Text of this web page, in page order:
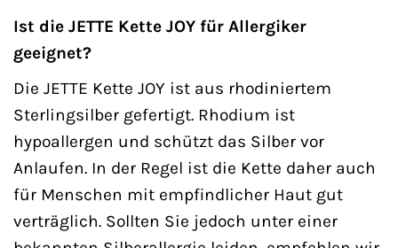
Ist die JETTE Kette JOY für Allergiker
geeignet?
Die JETTE Kette JOY ist aus rhodiniertem
Sterlingsilber gefertigt. Rhodium ist
hypoallergen und schützt das Silber vor
Anlaufen. In der Regel ist die Kette daher auch
für Menschen mit empfindlicher Haut gut
verträglich. Sollten Sie jedoch unter einer